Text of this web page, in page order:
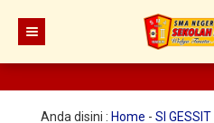
BeritaAnda disini : Home - SI GESSIT